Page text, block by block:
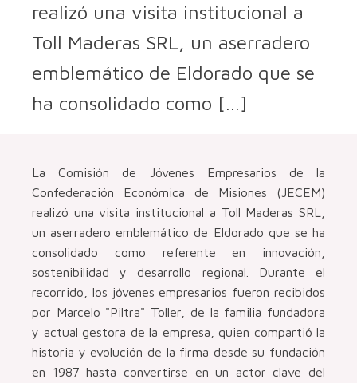
realizó una visita institucional a
Toll Maderas SRL, un aserradero
emblemático de Eldorado que se
ha consolidado como […]
La Comisión de Jóvenes Empresarios de la
Confederación Económica de Misiones (JECEM)
realizó una visita institucional a Toll Maderas SRL,
un aserradero emblemático de Eldorado que se ha
consolidado como referente en innovación,
sostenibilidad y desarrollo regional. Durante el
recorrido, los jóvenes empresarios fueron recibidos
por Marcelo "Piltra" Toller, de la familia fundadora
y actual gestora de la empresa, quien compartió la
historia y evolución de la firma desde su fundación
en 1987 hasta convertirse en un actor clave del